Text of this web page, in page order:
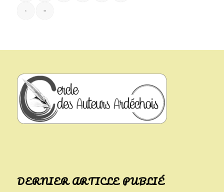
› »
DERNIER ARTICLE PUBLIÉ